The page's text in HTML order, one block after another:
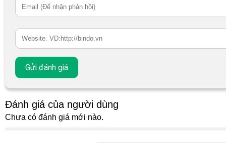
Đánh giá của người dùng
Chưa có đánh giá mới nào.